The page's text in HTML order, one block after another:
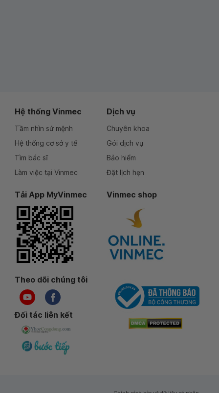
Hệ thống Vinmec
Tầm nhìn sứ mệnh
Hệ thống cơ sở y tế
Tìm bác sĩ
Làm việc tại Vinmec
Dịch vụ
Chuyên khoa
Gói dịch vụ
Bảo hiểm
Đặt lịch hẹn
Tải App MyVinmec Vinmec shop
Theo dõi chúng tôi
Đối tác liên kết